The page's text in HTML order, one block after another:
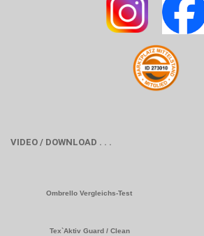
VIDEO / DOWNLOAD . . .
Ombrello Vergleichs-Test
Tex`Aktiv Guard / Clean